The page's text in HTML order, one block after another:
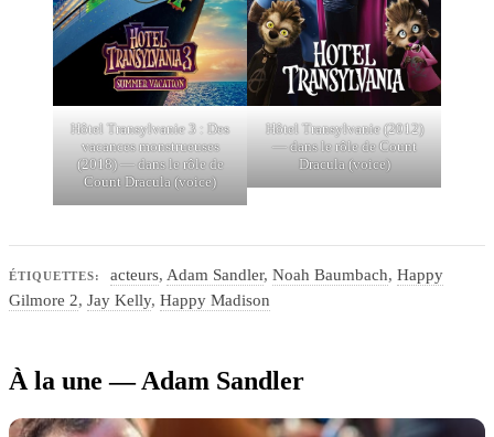
Hôtel Transylvanie 3 : Des
vacances monstrueuses
(2018) — dans le rôle de
Count Dracula (voice)
Hôtel Transylvanie (2012)
— dans le rôle de Count
Dracula (voice)
ÉTIQUETTES: acteurs, Adam Sandler, Noah Baumbach, Happy
Gilmore 2, Jay Kelly, Happy Madison
À la une — Adam Sandler